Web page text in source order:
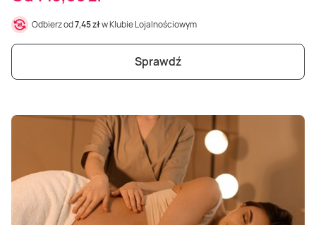
Odbierz od7,45 złw Klubie Lojalnościowym
Sprawdź